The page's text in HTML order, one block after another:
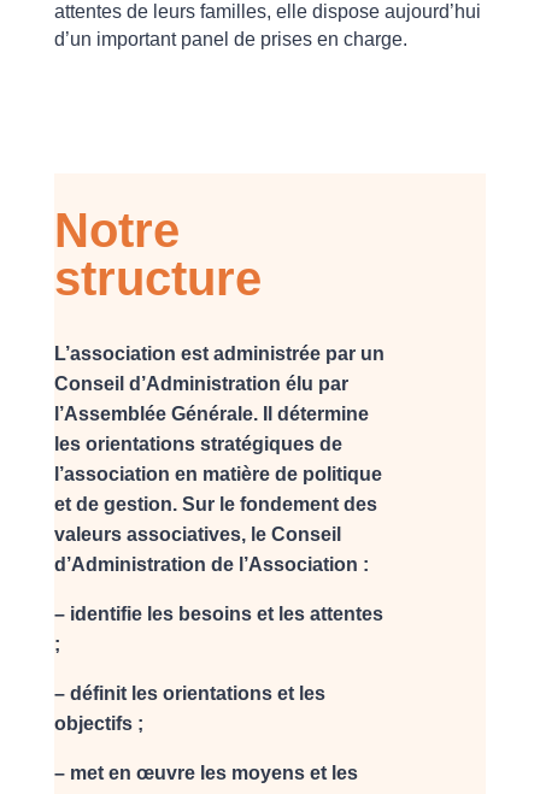
attentes de leurs familles, elle dispose aujourd’hui
d’un important panel de prises en charge.
Notre
structure
L’association est administrée par un
Conseil d’Administration élu par
l’Assemblée Générale. Il détermine
les orientations stratégiques de
l’association en matière de politique
et de gestion. Sur le fondement des
valeurs associatives, le Conseil
d’Administration de l’Association :
– identifie les besoins et les attentes
;
– définit les orientations et les
objectifs ;
– met en œuvre les moyens et les